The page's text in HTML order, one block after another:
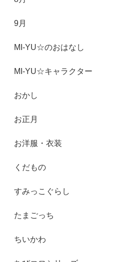
9月
MI-YU☆のおはなし
MI-YU☆キャラクター
おかし
お正月
お洋服・衣装
くだもの
すみっこぐらし
たまごっち
ちいかわ